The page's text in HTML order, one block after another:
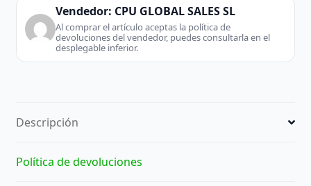
Vendedor: CPU GLOBAL SALES SL
Al comprar el artículo aceptas la política de
devoluciones del vendedor, puedes consultarla en el
desplegable inferior.
Descripción
Política de devoluciones